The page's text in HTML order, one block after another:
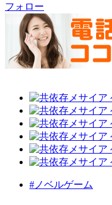
フォロー
#ノベルゲーム